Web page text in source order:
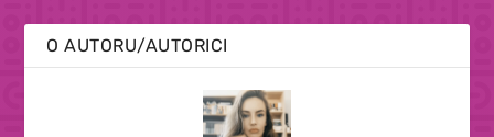
O AUTORU/AUTORICI